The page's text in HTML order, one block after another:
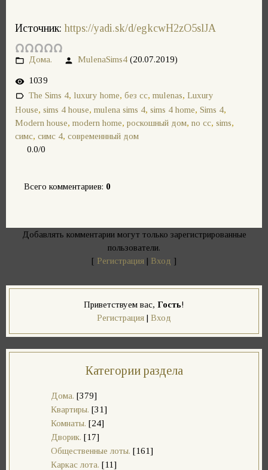
Источник: https://yadi.sk/d/egkcwH2zO5slJA
Дома. MulenaSims4 (20.07.2019)
1039
The Sims 4, luxury home, без сс, mulenas, Luxury
House, sims 4 house, mulena sims 4, sims 4 home, Sims 4,
Modern house, modern home, роскошный дом, no cc, sims,
симс, симс 4, современнный дом
0.0/0
Всего комментариев: 0
Добавлять комментарии могут только зарегистрированные
пользователи.
[ Регистрация | Вход ]
Приветствуем вас, Гость!
Регистрация | Вход
Категории раздела
Дома. [379]
Квартиры. [31]
Комнаты. [24]
Дворик. [17]
Общественные лоты. [161]
Каркас лота. [11]